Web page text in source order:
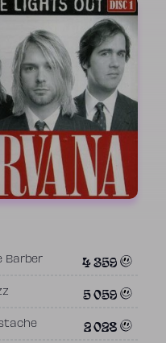
Barber 4 359
5 059
2 028